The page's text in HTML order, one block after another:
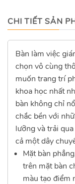
CHI TIẾT SẢN
Bàn làm việc
chọn vô cùng
muốn trang trí
khoa học nhất
bàn không chỉ
chắc bền với
lưỡng và trải
cả một dây
Mặt bàn
trên mặt bàn
màu tạo điểm